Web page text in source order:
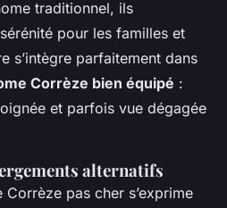
traditionnel, ils
pour les familles et
s’intègre parfaitement dans
Corrèze bien équipé :
et parfois vue dégagée
alternatifs
pas cher s’exprime